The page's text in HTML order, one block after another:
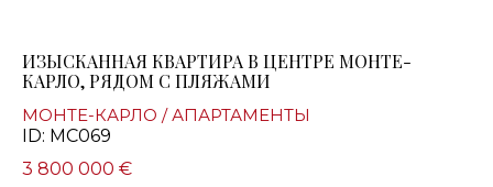
ИЗЫСКАННАЯ КВАРТИРА В ЦЕНТРЕ МОНТЕ-
КАРЛО, РЯДОМ С ПЛЯЖАМИ
МОНТЕ-КАРЛО / АПАРТАМЕНТЫ
ID: MC069
3 800 000 €